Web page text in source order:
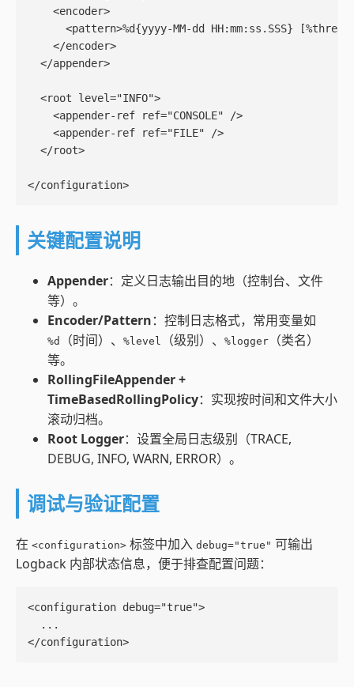
    <encoder>
<pattern>%d{yyyy-MM-dd HH:mm:ss.SSS}
    </encoder>
  </appender>
  <root level="INFO">
    <appender-ref ref="CONSOLE" />
    <appender-ref ref="FILE" />
  </root>
</configuration>
关键配置说明
Appender：定义日志输出目的地（控制台、文件
等）。
Encoder/Pattern：控制日志格式，常用变量如
%d （时间）、 %level （级别）、 %logger
（类名）
等。
RollingFileAppender +
TimeBasedRollingPolicy：实现按时间和文件大小
滚动归档。
Root Logger：设置全局日志级别（TRACE,
DEBUG, INFO, WARN, ERROR）。
调试与验证配置
在 <configuration> 标签中加入 debug="true" 可输出
Logback 内部状态信息，便于排查配置问题：
<configuration debug="true">
  ...
</configuration>